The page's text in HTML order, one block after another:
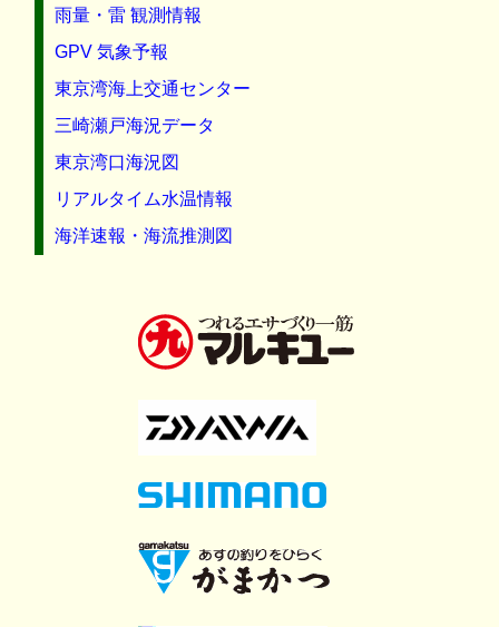
雨量・雷 観測情報
GPV 気象予報
東京湾海上交通センター
三崎瀬戸海況データ
東京湾口海況図
リアルタイム水温情報
海洋速報・海流推測図